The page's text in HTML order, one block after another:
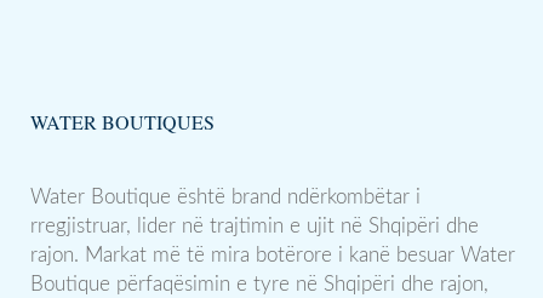
WATER BOUTIQUES
Water Boutique është brand ndërkombëtar i
rregjistruar, lider në trajtimin e ujit në Shqipëri dhe
rajon. Markat më të mira botërore i kanë besuar Water
Boutique përfaqësimin e tyre në Shqipëri dhe rajon,